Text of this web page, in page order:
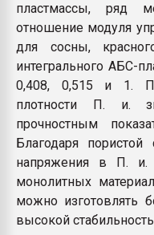
пластмассы, ряд
отношение модуля
для сосны,
интегрального АБС-
0,408, 0,515 и 1.
плотности П. и.
прочностным
Благодаря пористой
напряжения в П. и.
монолитных
можно изготовлять
высокой